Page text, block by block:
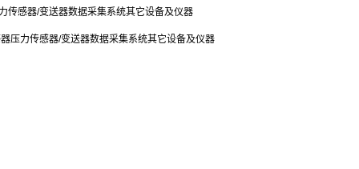
传感器/变送器数据采集系统其它设备及仪器
压力传感器/变送器数据采集系统其它设备及仪器